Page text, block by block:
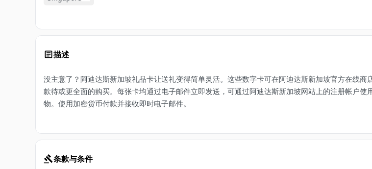
描述
没主意了？阿迪达斯新加坡礼品卡让送礼变得简单灵活。这些数字卡可在阿迪达斯新加坡官方在线
款待或更全面的购买。每张卡均通过电子邮件立即发送，可通过阿迪达斯新加坡网站上的注册帐户
物。使用加密货币付款并接收即时电子邮件。
条款与条件